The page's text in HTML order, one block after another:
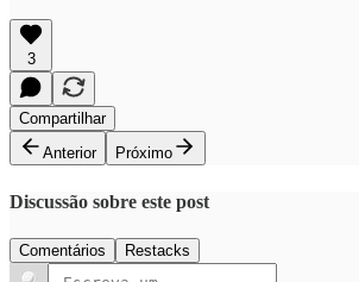
3
Compartilhar
Anterior
Próximo
Discussão sobre este post
Comentários Restacks